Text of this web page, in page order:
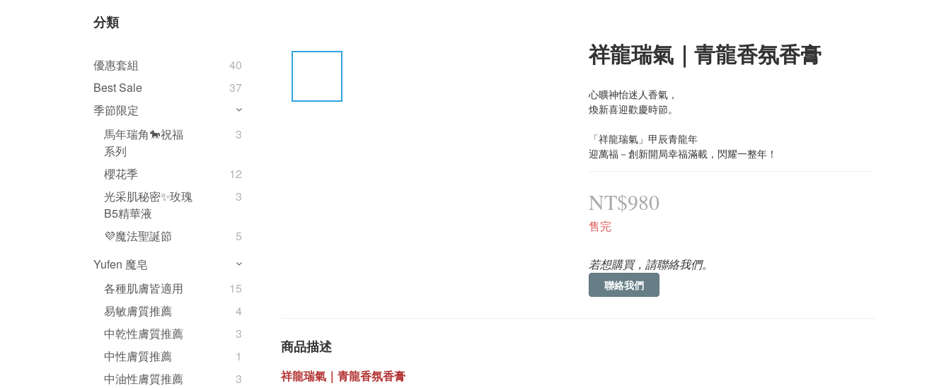
分類
優惠套組
40
Best Sale
37
季節限定
馬年瑞角🐎祝福
系列
3
櫻花季
12
光采肌秘密✨玫瑰
B5精華液
3
💜魔法聖誕節
5
Yufen 魔皂
各種肌膚皆適用
15
易敏膚質推薦
4
中乾性膚質推薦
3
中性膚質推薦
1
中油性膚質推薦
3
祥龍瑞氣｜青龍香氛香膏
心曠神怡迷人香氣，
煥新喜迎歡慶時節。
「祥龍瑞氣」甲辰青龍年
迎萬福－創新開局幸福滿載，閃耀一整年！
NT$980
售完
若想購買，請聯絡我們。
聯絡我們
商品描述
祥龍瑞氣｜青龍香氛香膏